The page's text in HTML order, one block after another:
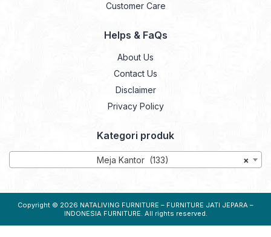
Customer Care
Helps & FaQs
About Us
Contact Us
Disclaimer
Privacy Policy
Kategori produk
×
Meja Kantor (133)
Copyright © 2026 NATALIVING FURNITURE – FURNITURE JATI JEPARA –
INDONESIA FURNITURE. All rights reserved.